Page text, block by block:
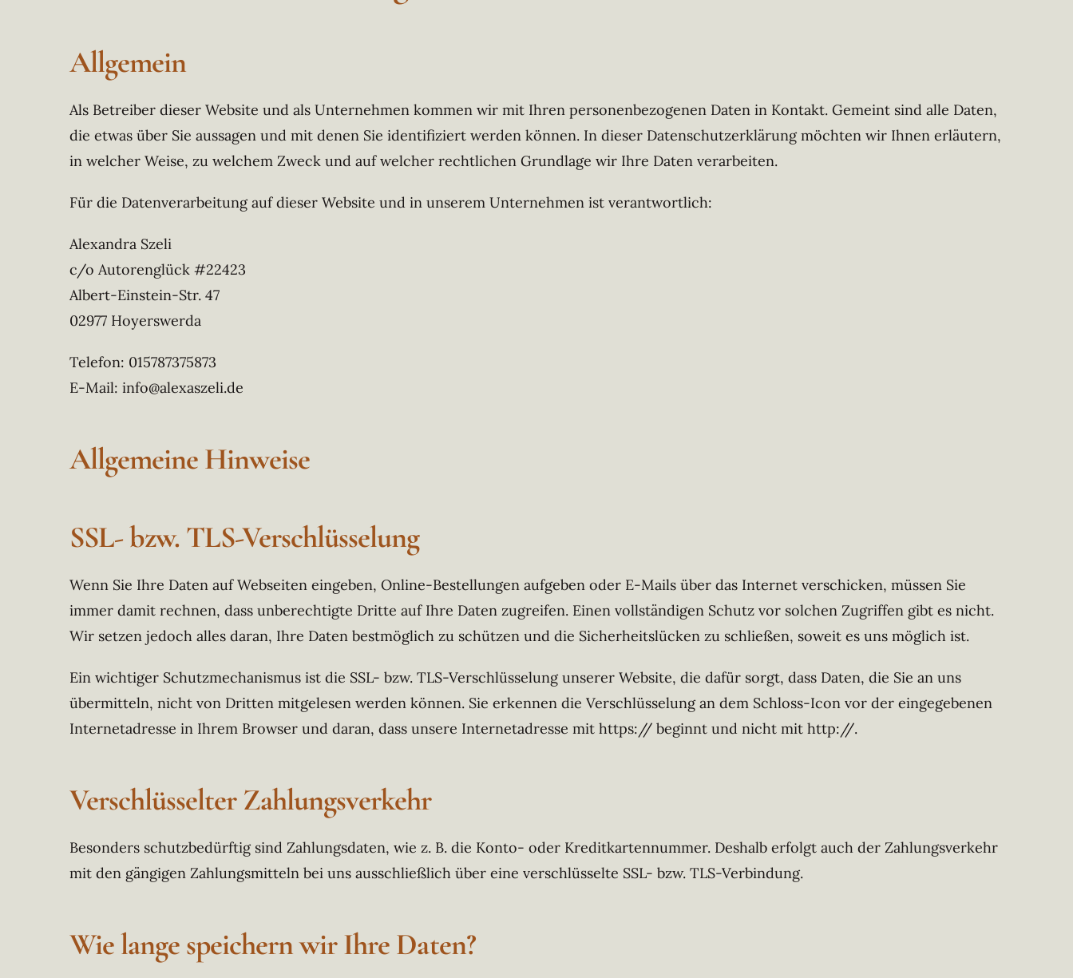
Allgemein
Als Betreiber dieser Website und als Unternehmen kommen wir mit Ihren personenbezogenen Daten in Kontakt. Gemeint sind alle Daten,
die etwas über Sie aussagen und mit denen Sie identifiziert werden können. In dieser Datenschutzerklärung möchten wir Ihnen erläutern,
in welcher Weise, zu welchem Zweck und auf welcher rechtlichen Grundlage wir Ihre Daten verarbeiten.
Für die Datenverarbeitung auf dieser Website und in unserem Unternehmen ist verantwortlich:
Alexandra Szeli
c/o Autorenglück #22423
Albert-Einstein-Str. 47
02977 Hoyerswerda
Telefon: 015787375873
E-Mail: info@alexaszeli.de
Allgemeine Hinweise
SSL- bzw. TLS-Verschlüsselung
Wenn Sie Ihre Daten auf Webseiten eingeben, Online-Bestellungen aufgeben oder E-Mails über das Internet verschicken, müssen Sie
immer damit rechnen, dass unberechtigte Dritte auf Ihre Daten zugreifen. Einen vollständigen Schutz vor solchen Zugriffen gibt es nicht.
Wir setzen jedoch alles daran, Ihre Daten bestmöglich zu schützen und die Sicherheitslücken zu schließen, soweit es uns möglich ist.
Ein wichtiger Schutzmechanismus ist die SSL- bzw. TLS-Verschlüsselung unserer Website, die dafür sorgt, dass Daten, die Sie an uns
übermitteln, nicht von Dritten mitgelesen werden können. Sie erkennen die Verschlüsselung an dem Schloss-Icon vor der eingegebenen
Internetadresse in Ihrem Browser und daran, dass unsere Internetadresse mit https:// beginnt und nicht mit http://.
Verschlüsselter Zahlungsverkehr
Besonders schutzbedürftig sind Zahlungsdaten, wie z. B. die Konto- oder Kreditkartennummer. Deshalb erfolgt auch der Zahlungsverkehr
mit den gängigen Zahlungsmitteln bei uns ausschließlich über eine verschlüsselte SSL- bzw. TLS-Verbindung.
Wie lange speichern wir Ihre Daten?